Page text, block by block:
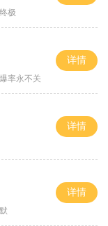
极
率永不关
详情
详情
详情